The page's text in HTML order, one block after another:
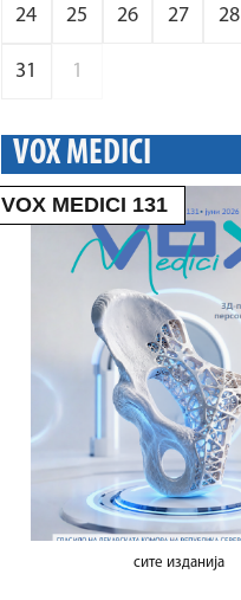
24 25 26 27 28
31 1
VOX MEDICI
VOX MEDICI 131
сите изданија